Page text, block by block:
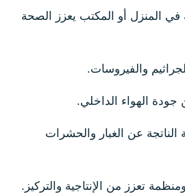
في المنزل أو المكتب يعزز الصحة
والفيروسات.
الهواء الداخلي.
عن الغبار والحشرات
تعزز من الإنتاجية والتركيز.